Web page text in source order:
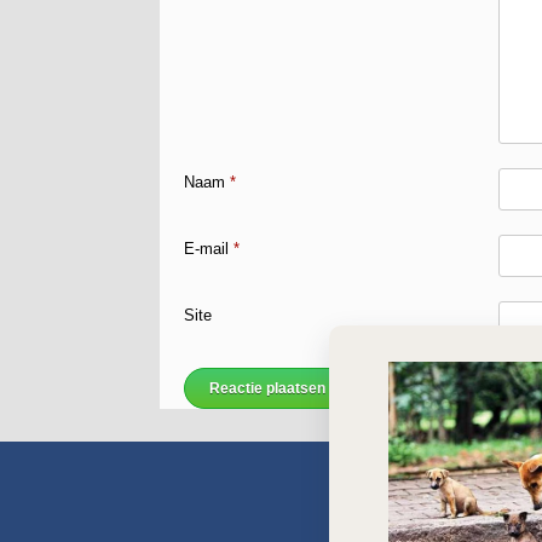
Naam *
E-mail *
Site